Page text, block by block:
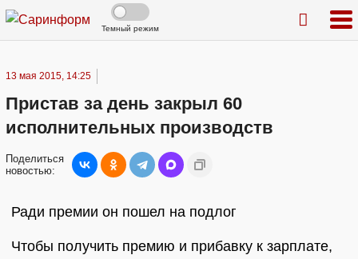
Темный режим
13 мая 2015, 14:25
Пристав за день закрыл 60
исполнительных производств
Поделиться
новостью:
Ради премии он пошел на подлог
Чтобы получить премию и прибавку к зарплате,